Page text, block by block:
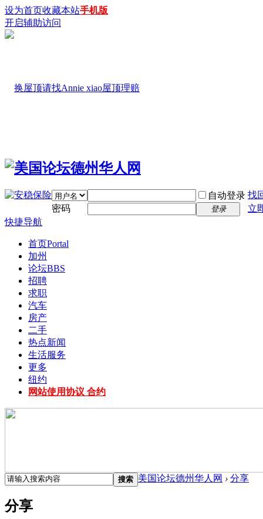
设为首页收藏本站手机版
开启辅助访问
自动登录 找
密码
登录
立
快捷导航
首页Portal
加州
论坛BBS
招聘
求职
汽车
房产
二手
热点新闻
生活服务
更多
纽约
网站使用协议 合约
搜索 美国论坛德州华人网 › 分享
分享